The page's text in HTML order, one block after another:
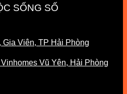
SỐNG SỐ
Gia Viên, TP Hải Phòng
Vũ Yên, Hải Phòng